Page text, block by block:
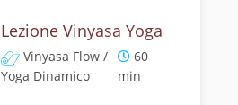
Lezione Vinyasa Yoga
Vinyasa Flow /
Yoga Dinamico
60
min